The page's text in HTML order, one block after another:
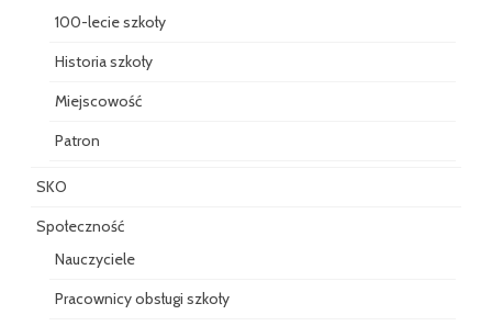
100-lecie szkoły
Historia szkoły
Miejscowość
Patron
SKO
Społeczność
Nauczyciele
Pracownicy obsługi szkoły